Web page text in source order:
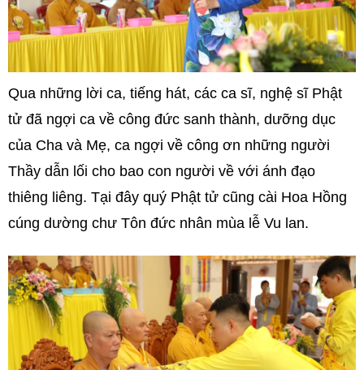
Qua những lời ca, tiếng hát, các ca sĩ, nghệ sĩ Phật
tử đã ngợi ca về công đức sanh thành, dưỡng dục
của Cha và Mẹ, ca ngợi về công ơn những người
Thầy dẫn lối cho bao con người về với ánh đạo
thiêng liêng. Tại đây quý Phật tử cũng cài Hoa Hồng
cúng dường chư Tôn đức nhân mùa lễ Vu lan.